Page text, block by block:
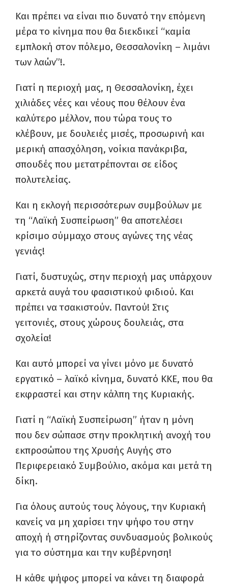
Και πρέπει να είναι πιο δυνατό την επόμενη
μέρα το κίνημα που θα διεκδικεί “καμία
εμπλοκή στον πόλεμο, Θεσσαλονίκη – λιμάνι
των λαών”!.
Γιατί η περιοχή μας, η Θεσσαλονίκη, έχει
χιλιάδες νέες και νέους που θέλουν ένα
καλύτερο μέλλον, που τώρα τους το
κλέβουν, με δουλειές μισές, προσωρινή και
μερική απασχόληση, νοίκια πανάκριβα,
σπουδές που μετατρέπονται σε είδος
πολυτελείας.
Και η εκλογή περισσότερων συμβούλων με
τη “Λαϊκή Συσπείρωση” θα αποτελέσει
κρίσιμο σύμμαχο στους αγώνες της νέας
γενιάς!
Γιατί, δυστυχώς, στην περιοχή μας υπάρχουν
αρκετά αυγά του φασιστικού φιδιού. Και
πρέπει να τσακιστούν. Παντού! Στις
γειτονιές, στους χώρους δουλειάς, στα
σχολεία!
Και αυτό μπορεί να γίνει μόνο με δυνατό
εργατικό – λαϊκό κίνημα, δυνατό ΚΚΕ, που θα
εκφραστεί και στην κάλπη της Κυριακής.
Γιατί η “Λαϊκή Συσπείρωση” ήταν η μόνη
που δεν σώπασε στην προκλητική ανοχή του
εκπροσώπου της Χρυσής Αυγής στο
Περιφερειακό Συμβούλιο, ακόμα και μετά τη
δίκη.
Για όλους αυτούς τους λόγους, την Κυριακή
κανείς να μη χαρίσει την ψήφο του στην
αποχή ή στηρίζοντας συνδυασμούς βολικούς
για το σύστημα και την κυβέρνηση!
Η κάθε ψήφος μπορεί να κάνει τη διαφορά